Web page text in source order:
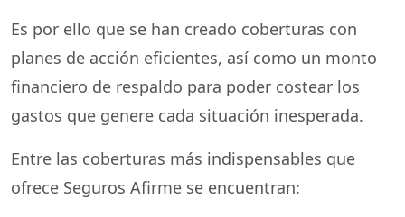
Es por ello que se han creado coberturas con
planes de acción eficientes, así como un monto
financiero de respaldo para poder costear los
gastos que genere cada situación inesperada.
Entre las coberturas más indispensables que
ofrece Seguros Afirme se encuentran: